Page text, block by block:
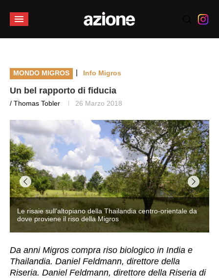
MONDO MIGROS | Info Migros
Un bel rapporto di fiducia
/ Thomas Tobler 26 Marzo 2018
Le risaie sull’altopiano della Thailandia centro-orientale da
dove proviene il riso della Migros
Da anni Migros compra riso biologico in India e
Thailandia. Daniel Feldmann, direttore della
Riseria. Daniel Feldmann, direttore della Riseria di